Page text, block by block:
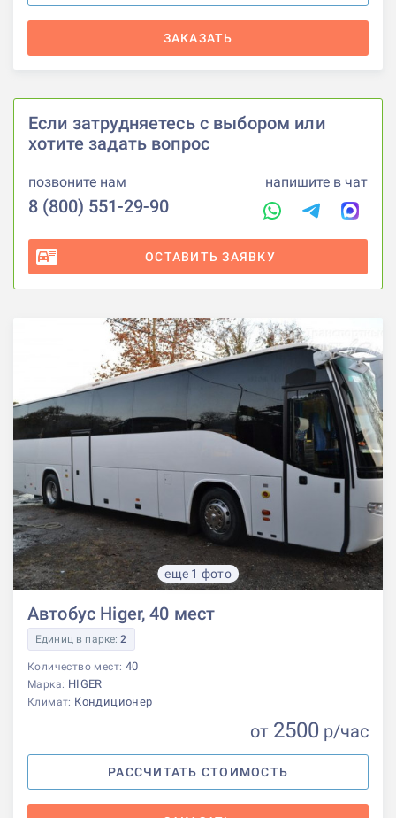
ЗАКАЗАТЬ
еще 1 фото
Автобус Higer, 40 мест
Единиц в парке:2
Количество мест: 40
Марка: HIGER
Климат: Кондиционер
от 2500 р/час
РАССЧИТАТЬ СТОИМОСТЬ
Если затрудняетесь с выбором или
хотите задать вопрос
позвоните нам
8 (800) 551-29-90
напишите в чат
ОСТАВИТЬ ЗАЯВКУ